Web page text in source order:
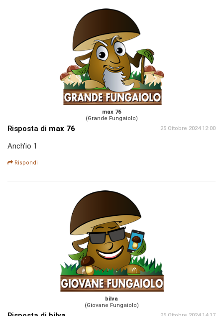
max 76
(Grande Fungaiolo)
Risposta di max 76 25 Ottobre 2024 12:00
Anch'io 1
Rispondi
bilva
(Giovane Fungaiolo)